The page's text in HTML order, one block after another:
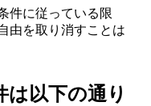
件に従っている限
由を取り消すことは
以下の通り